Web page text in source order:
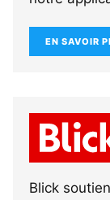
EN SAVOIR
Blick